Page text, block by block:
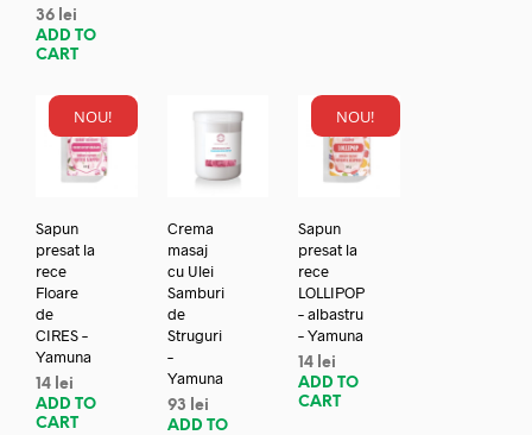
36 lei
ADD TO
CART
NOU!
Sapun
presat la
rece
Floare
de
CIRES –
Yamuna
14 lei
ADD TO
CART
Crema
masaj
cu Ulei
Samburi
de
Struguri
–
Yamuna
93
lei
ADD TO
NOU!
Sapun
presat la
rece
LOLLIPOP
– albastru
– Yamuna
14 lei
ADD TO
CART